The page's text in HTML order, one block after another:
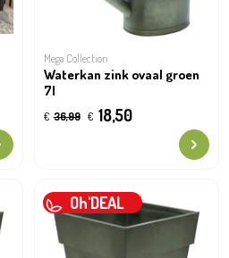
Mega Collection
Waterkan zink ovaal groen
7l
€ 36,99 € 18,50
Oh'DEAL